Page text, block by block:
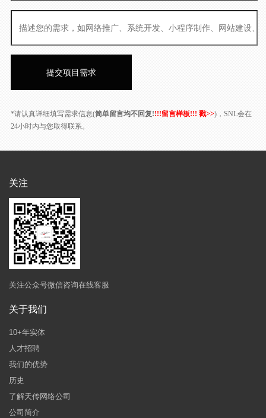
*请认真详细填写需求信息(简单留言均不回复!!!!留言样板!!! 戳>>)，SNL会在
24小时内与您取得联系。
关注
关注公众号微信咨询在线客服
关于我们
10+年实体
人才招聘
我们的优势
历史
了解天传网络公司
公司简介